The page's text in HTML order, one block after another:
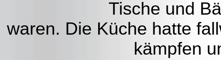
Tische und
waren. Die Küche hatte
kämpfen